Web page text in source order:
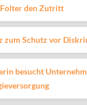
den Zutritt
zum Schutz vor
besucht